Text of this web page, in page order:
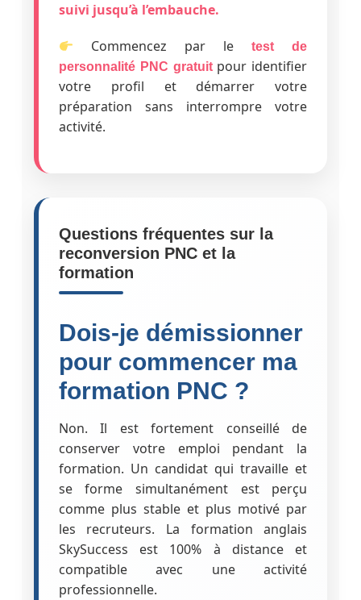
suivi jusqu’à l’embauche.
Commencez par letest de
personnalité PNC gratuitpour identifier
votre profil et démarrer votre
préparation sans interrompre votre
activité.
Questions fréquentes sur la
reconversion PNC et la
formation
Dois-je démissionner
pour commencer ma
formation PNC ?
Non. Il est fortement conseillé de
conserver votre emploi pendant la
formation. Un candidat qui travaille et
se forme simultanément est perçu
comme plus stable et plus motivé par
les recruteurs. La formation anglais
SkySuccess est 100% à distance et
compatible avec une activité
professionnelle.